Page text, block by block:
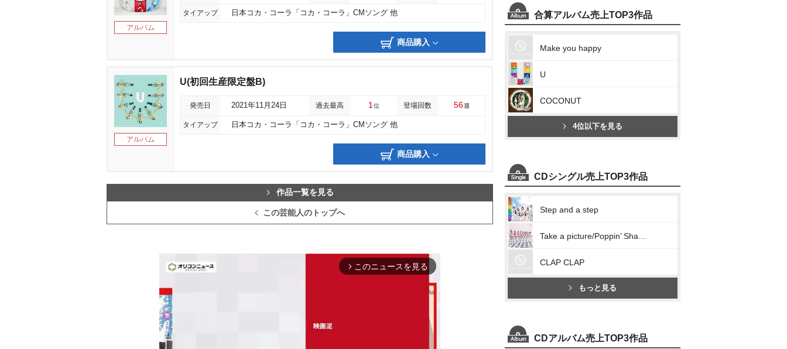
アルバム
タイアップ 日本コカ・コーラ「コカ・コーラ」CMソング 他
商品購入
アルバム
U(初回生産限定盤B)
発売日 2021年11月24日 過去最高 1 位 登場回数 56週
タイアップ 日本コカ・コーラ「コカ・コーラ」CMソング 他
商品購入
作品一覧を見る
この芸能人のトップへ
arrow_forward_ios このニュースを見る
合算アルバム売上TOP3作品
Make you happy
U
COCONUT
4位以下を見る
CDシングル売上TOP3作品
Step and a step
CLAP CLAP
もっと見る
CDアルバム売上TOP3作品